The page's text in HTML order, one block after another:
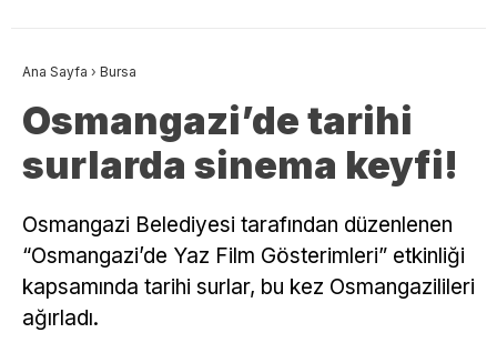
Ana Sayfa › Bursa
Osmangazi’de tarihi
surlarda sinema keyfi!
Osmangazi Belediyesi tarafından düzenlenen
“Osmangazi’de Yaz Film Gösterimleri” etkinliği
kapsamında tarihi surlar, bu kez Osmangazilileri
ağırladı.